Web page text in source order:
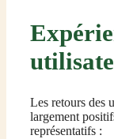
Les retours des
largement
représentatifs :